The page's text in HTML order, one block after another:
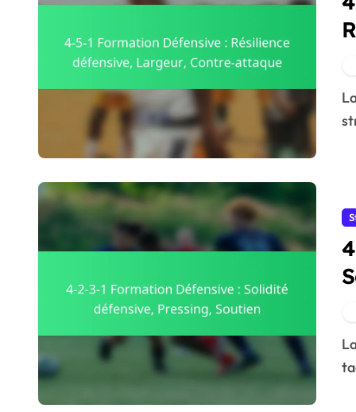
La formation défensive 4-5-1 est une approche
La formation défensive 4-2-3-1 est une configuration